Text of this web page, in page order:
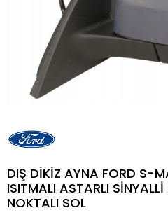
DIŞ DİKİZ AYNA FORD S-
ISITMALI ASTARLI
NOKTALI SOL